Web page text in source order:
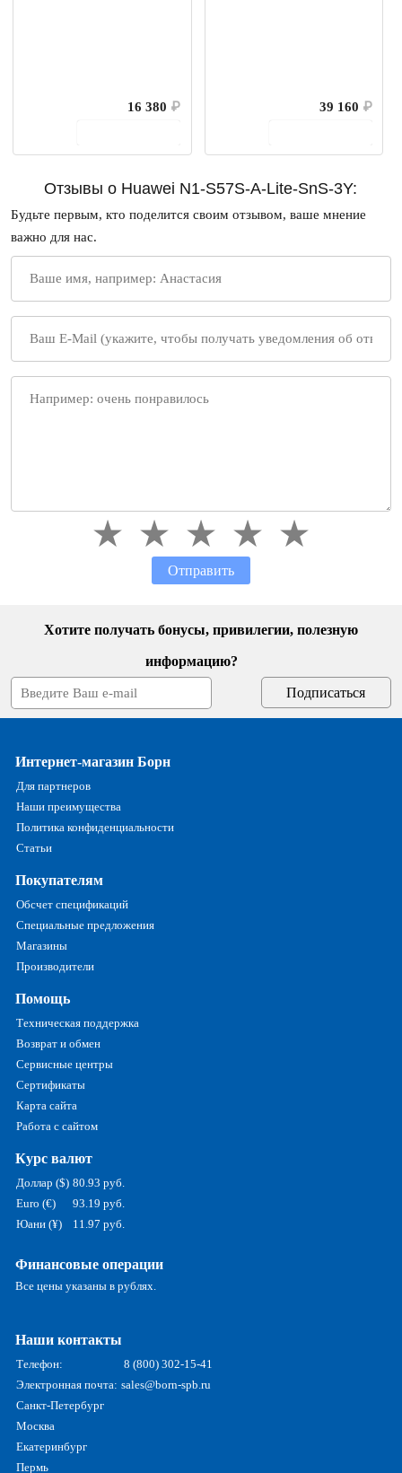
16 380 ₽
39 160 ₽
Отзывы о Huawei N1-S57S-A-Lite-SnS-3Y:
Будьте первым, кто поделится своим отзывом, ваше мнение
важно для нас.
Отправить
Хотите получать бонусы, привилегии, полезную
информацию?
Интернет-магазин Борн
Для партнеров
Наши преимущества
Политика конфиденциальности
Статьи
Покупателям
Обсчет спецификаций
Специальные предложения
Магазины
Производители
Помощь
Техническая поддержка
Возврат и обмен
Сервисные центры
Сертификаты
Карта сайта
Работа с сайтом
Курс валют
Доллар ($) 80.93 руб.
Euro (€)
93.19 руб.
Юани (¥)
11.97 руб.
Финансовые операции
Все цены указаны в рублях.
Наши контакты
Телефон:
8 (800) 302-15-41
Электронная почта: sales@born-spb.ru
Санкт-Петербург
Москва
Екатеринбург
Пермь